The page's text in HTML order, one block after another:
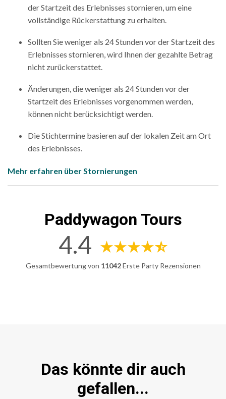
der Startzeit des Erlebnisses stornieren, um eine
vollständige Rückerstattung zu erhalten.
Sollten Sie weniger als 24 Stunden vor der Startzeit des
Erlebnisses stornieren, wird Ihnen der gezahlte Betrag
nicht zurückerstattet.
Änderungen, die weniger als 24 Stunden vor der
Startzeit des Erlebnisses vorgenommen werden,
können nicht berücksichtigt werden.
Die Stichtermine basieren auf der lokalen Zeit am Ort
des Erlebnisses.
Mehr erfahren über Stornierungen
Paddywagon Tours
4.4
Gesamtbewertung von 11042Erste Party Rezensionen
Das könnte dir auch
gefallen...